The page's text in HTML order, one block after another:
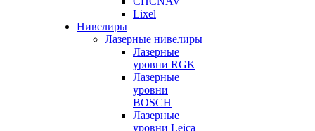
Lixel
Нивелиры
Лазерные нивелиры
Лазерные
уровни RGK
Лазерные
уровни
BOSCH
Лазерные
уровни Leica